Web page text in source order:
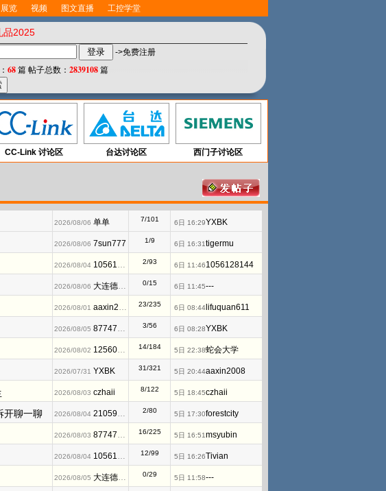
展览 视频 图文直播 工控学堂
品2025
->免费注册
68 篇 帖子总数： 2839108 篇
CC-Link 讨论区 台达讨论区 西门子讨论区
2026/08/06 单单 7/101 6日 16:29YXBK
2026/08/06 7sun777 1/9 6日 16:31tigermu
2026/08/04 1056128144 2/93 6日 11:461056128144
2026/08/06 大连德嘉工控WB 0/15 6日 11:45---
2026/08/01 aaxin2008 23/235 6日 08:44 lifuquan611
2026/08/05 877476825 3/56 6日 08:28YXBK
2026/08/02 1256066534 14/184 5日 22:38蛇会大学
2026/07/31 YXBK 31/321 5日 20:44aaxin2008
2026/08/03 czhaii 8/122 5日 18:45czhaii
聊一聊 2026/08/04 2105939959 2/80 5日 17:30forestcity
2026/08/03 877476825 16/225 5日 16:51msyubin
2026/08/04 1056128144 12/99 5日 16:26Tivian
2026/08/05 大连德嘉工控WB 0/29 5日 11:58---